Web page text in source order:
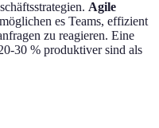
Agile
es Teams, effizient
zu reagieren. Eine
30 % produktiver sind als